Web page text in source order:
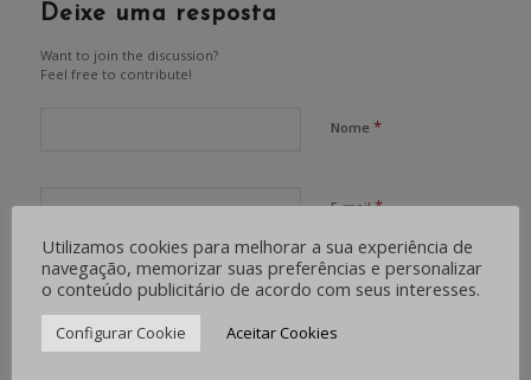
Deixe uma resposta
Want to join the discussion?
Feel free to contribute!
Nome *
E-mail*
Site
Utilizamos cookies para melhorar a sua experiência de
navegação, memorizar suas preferências e personalizar
o conteúdo publicitário de acordo com seus interesses.
Configurar Cookie Aceitar Cookies